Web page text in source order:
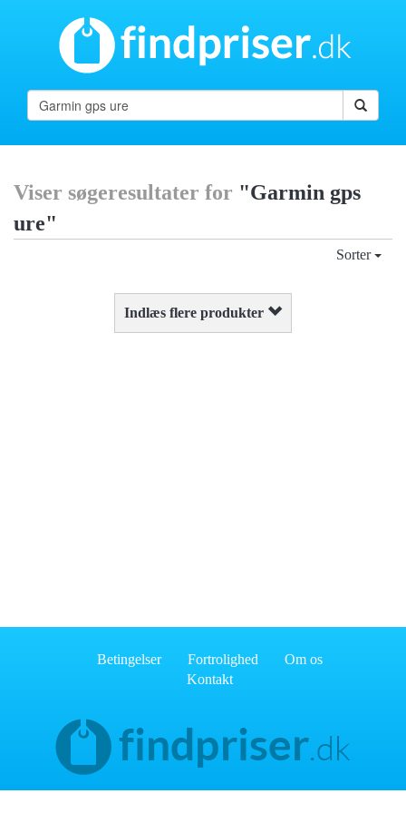
Viser søgeresultater for "Garmin gps
ure"
Sorter
Indlæs flere produkter
Betingelser Fortrolighed
Om os
Kontakt